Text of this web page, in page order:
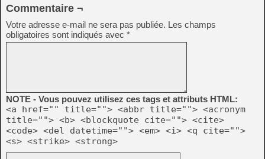
Commentaire ¬
Votre adresse e-mail ne sera pas publiée. Les champs
obligatoires sont indiqués avec *
NOTE - Vous pouvez utilisez ces tags et attributs HTML:
<a href="" title=""> <abbr title=""> <acronym
title=""> <b> <blockquote cite=""> <cite>
<code> <del datetime=""> <em> <i> <q cite="">
<s> <strike> <strong>